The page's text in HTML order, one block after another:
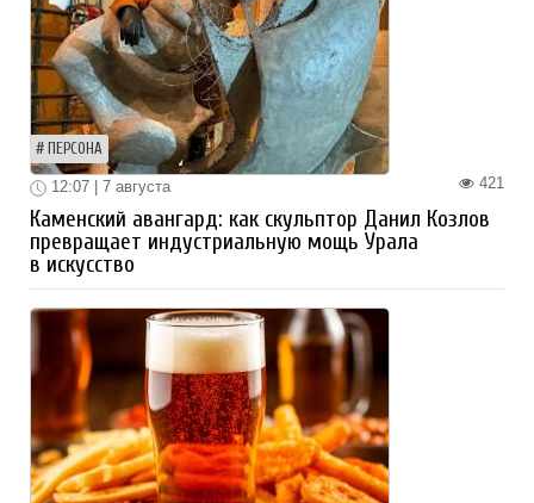
ПЕРСОНА
421
12:07 | 7 августа
Каменский авангард: как скульптор Данил Козлов
превращает индустриальную мощь Урала
в искусство